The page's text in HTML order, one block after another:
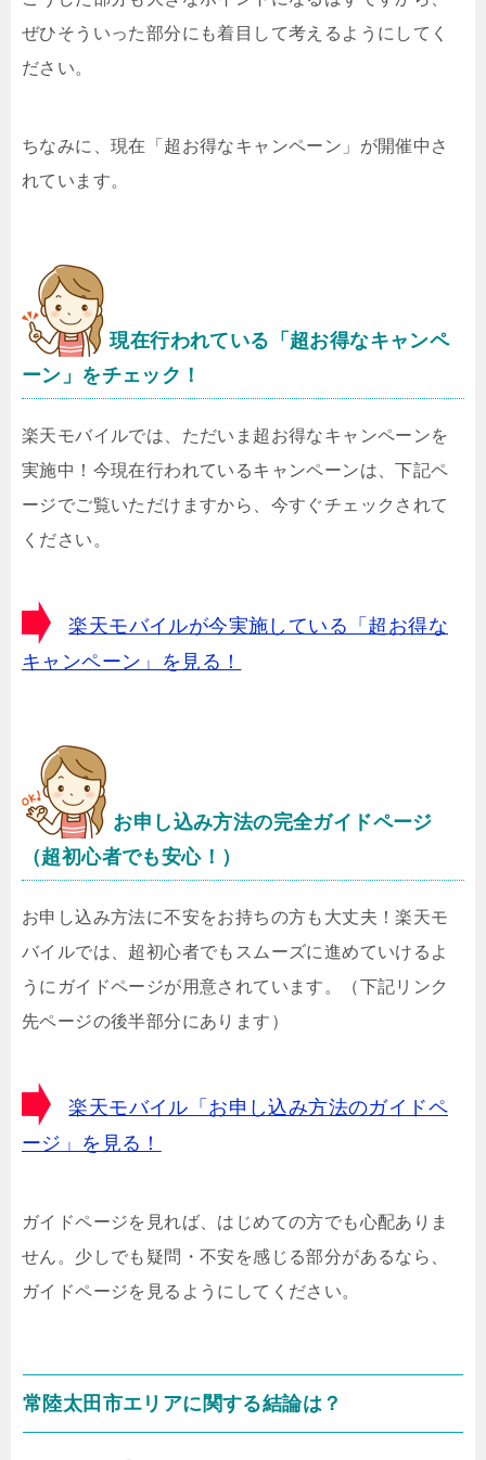
ぜひそういった部分にも着目して考えるようにしてく
ださい。
ちなみに、現在「超お得なキャンペーン」が開催中さ
れています。
現在行われている「超お得なキャンペ
ーン」をチェック！
楽天モバイルでは、ただいま超お得なキャンペーンを
実施中！今現在行われているキャンペーンは、下記ペ
ージでご覧いただけますから、今すぐチェックされて
ください。
楽天モバイルが今実施している「超お得な
キャンペーン」を見る！
お申し込み方法の完全ガイドページ
（超初心者でも安心！）
お申し込み方法に不安をお持ちの方も大丈夫！楽天モ
バイルでは、超初心者でもスムーズに進めていけるよ
うにガイドページが用意されています。（下記リンク
先ページの後半部分にあります）
楽天モバイル「お申し込み方法のガイドペ
ージ」を見る！
ガイドページを見れば、はじめての方でも心配ありま
せん。少しでも疑問・不安を感じる部分があるなら、
ガイドページを見るようにしてください。
常陸太田市エリアに関する結論は？